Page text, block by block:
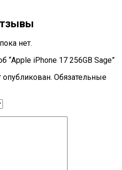
нет.
“Apple iPhone 17 256GB Sage”
Обязательные